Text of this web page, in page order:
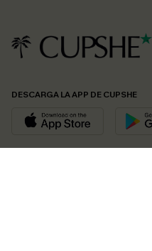
DESCARGA LA APP DE CUPSHE